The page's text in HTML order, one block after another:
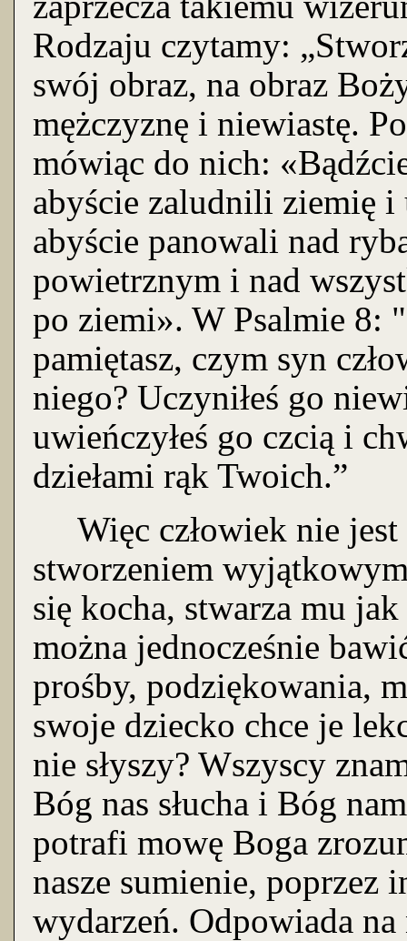
Rodzaju czytamy:
swój obraz, na obraz
mężczyznę i niewiastę.
mówiąc do nich:
abyście zaludnili ziemię
abyście panowali nad
powietrznym i nad
po ziemi». W Psalmie 8:
pamiętasz, czym syn
niego? Uczyniłeś go
uwieńczyłeś go czcią i
dziełami rąk Twoich.”
Więc człowiek nie jest
stworzeniem
się kocha, stwarza mu
można jednocześnie
prośby, podziękowania,
swoje dziecko chce je
nie słyszy? Wszyscy
Bóg nas słucha i Bóg
potrafi mowę Boga
nasze sumienie, poprzez
wydarzeń. Odpowiada